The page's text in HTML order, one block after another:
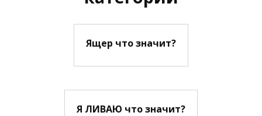
Ящер что значит?
Я ЛИВАЮ что значит?